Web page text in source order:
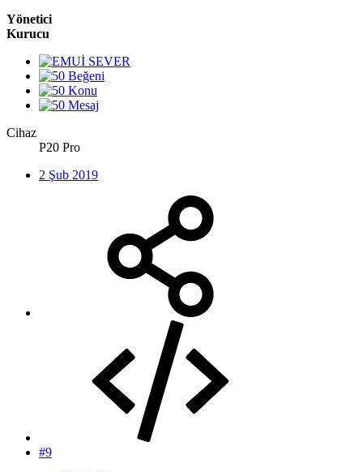
Yönetici
Kurucu
Cihaz
P20 Pro
2 Şub 2019
#9